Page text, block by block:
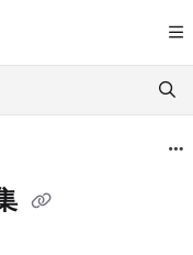
further.